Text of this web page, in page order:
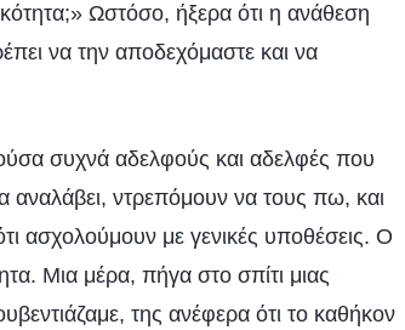
Ωστόσο, ήξερα ότι η ανάθεση
να την αποδεχόμαστε και να
συχνά αδελφούς και αδελφές που
αναλάβει, ντρεπόμουν να τους πω, και
ασχολούμουν με γενικές υποθέσεις. Ο
Μια μέρα, πήγα στο σπίτι μιας
της ανέφερα ότι το καθήκον